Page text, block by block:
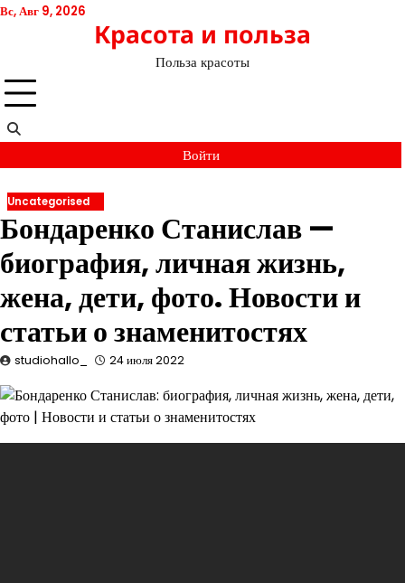
Перейти
Вс, Авг 9, 2026
Красота и польза
Польза красоты
Войти
Uncategorised
Бондаренко Станислав —
биография, личная жизнь,
жена, дети, фото. Новости и
статьи о знаменитостях
studiohallo_ 24 июля 2022